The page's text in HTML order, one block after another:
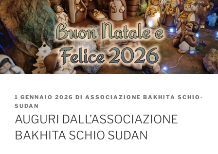
PUBBLICATO
IL
1 GENNAIO 2026 DI ASSOCIAZIONE BAKHITA SCHIO-
SUDAN
AUGURI DALL’ASSOCIAZIONE
BAKHITA SCHIO SUDAN